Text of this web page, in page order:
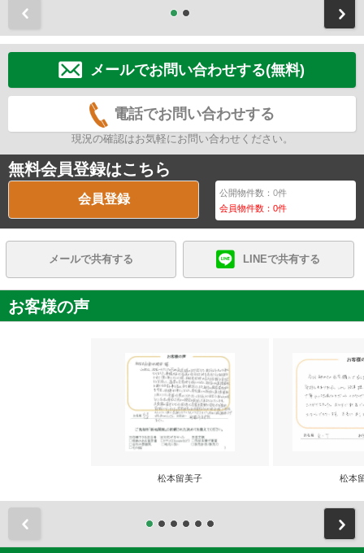
メールでお問い合わせする(無料)
電話でお問い合わせする
現況の確認はお気軽にお問い合わせください。
無料会員登録はこちら
会員登録 公開物件数：0件
会員物件数：0件
メールで共有する LINEで共有する
お客様の声
松本留美子 松本